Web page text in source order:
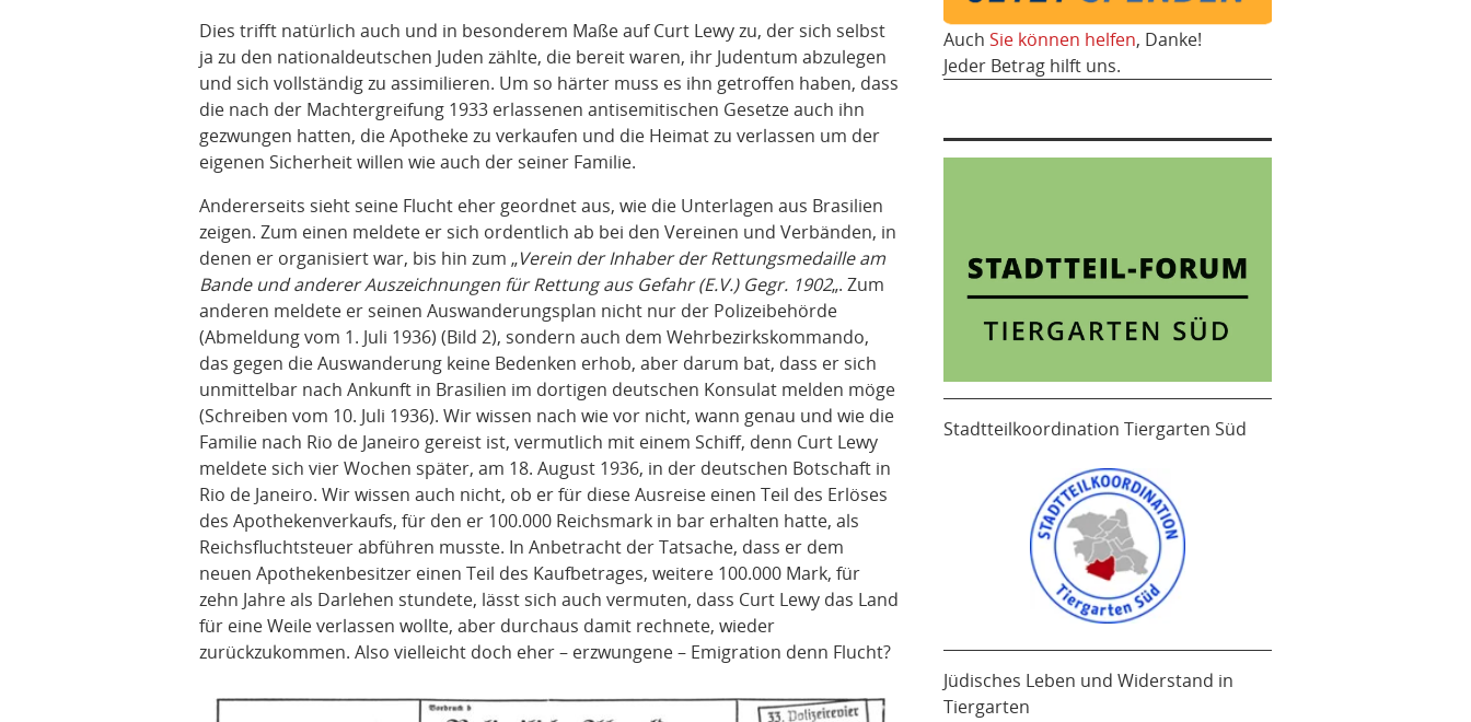
Dies trifft natürlich auch und in besonderem Maße auf Curt Lewy zu, der sich selbst
ja zu den nationaldeutschen Juden zählte, die bereit waren, ihr Judentum abzulegen
und sich vollständig zu assimilieren. Um so härter muss es ihn getroffen haben, dass
die nach der Machtergreifung 1933 erlassenen antisemitischen Gesetze auch ihn
gezwungen hatten, die Apotheke zu verkaufen und die Heimat zu verlassen um der
eigenen Sicherheit willen wie auch der seiner Familie.
Andererseits sieht seine Flucht eher geordnet aus, wie die Unterlagen aus Brasilien
zeigen. Zum einen meldete er sich ordentlich ab bei den Vereinen und Verbänden, in
denen er organisiert war, bis hin zum „Verein der Inhaber der Rettungsmedaille am
Bande und anderer Auszeichnungen für Rettung aus Gefahr (E.V.) Gegr. 1902„. Zum
anderen meldete er seinen Auswanderungsplan nicht nur der Polizeibehörde
(Abmeldung vom 1. Juli 1936) (Bild 2), sondern auch dem Wehrbezirkskommando,
das gegen die Auswanderung keine Bedenken erhob, aber darum bat, dass er sich
unmittelbar nach Ankunft in Brasilien im dortigen deutschen Konsulat melden möge
(Schreiben vom 10. Juli 1936). Wir wissen nach wie vor nicht, wann genau und wie die
Familie nach Rio de Janeiro gereist ist, vermutlich mit einem Schiff, denn Curt Lewy
meldete sich vier Wochen später, am 18. August 1936, in der deutschen Botschaft in
Rio de Janeiro. Wir wissen auch nicht, ob er für diese Ausreise einen Teil des Erlöses
des Apothekenverkaufs, für den er 100.000 Reichsmark in bar erhalten hatte, als
Reichsfluchtsteuer abführen musste. In Anbetracht der Tatsache, dass er dem
neuen Apothekenbesitzer einen Teil des Kaufbetrages, weitere 100.000 Mark, für
zehn Jahre als Darlehen stundete, lässt sich auch vermuten, dass Curt Lewy das Land
für eine Weile verlassen wollte, aber durchaus damit rechnete, wieder
zurückzukommen. Also vielleicht doch eher – erzwungene – Emigration denn Flucht?
Auch Sie können helfen, Danke!
Jeder Betrag hilft uns.
Stadtteilkoordination Tiergarten Süd
Jüdisches Leben und Widerstand in
Tiergarten